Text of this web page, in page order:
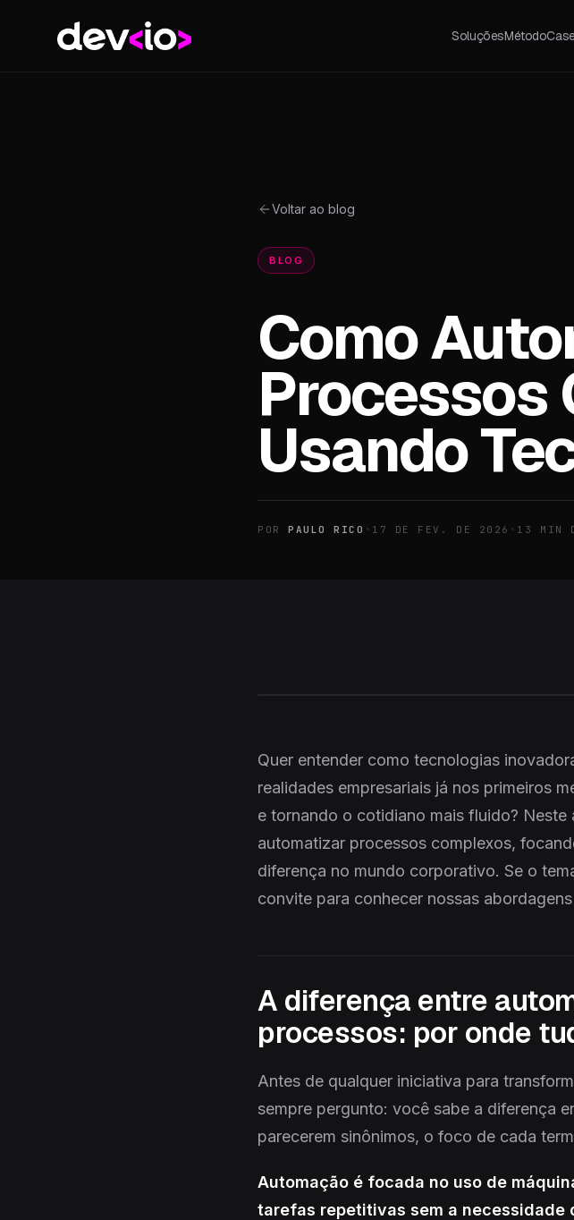
Devio SoluçõesMétodo
Voltar ao blog
BLOG
Como
Processos
Usando
PORPAULO RICO • 17 DE FEV. DE 2026 • 13 MIN
Quer entender como tecnologias
realidades empresariais já nos primeiros
e tornando o cotidiano mais fluido?
automatizar processos complexos,
diferença no mundo corporativo. Se o
convite para conhecer nossas
A diferença entre
processos: por onde
Antes de qualquer iniciativa para
sempre pergunto: você sabe a diferença
parecerem sinônimos, o foco de cada
Automação é focada no uso de
tarefas repetitivas sem a necessidade